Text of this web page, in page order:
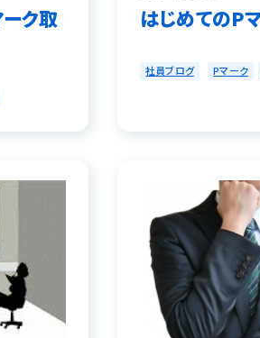
ーク取
はじめてのP
社員ブログ Pマーク